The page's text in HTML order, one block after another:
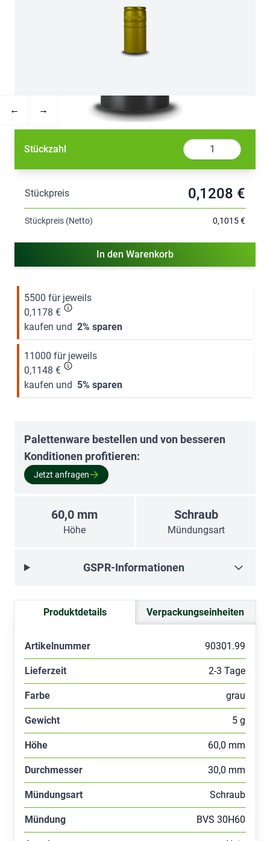
← →
Stückzahl Menge
Stückpreis 0,1208 €
Stückpreis (Netto) 0,1015 €
In den Warenkorb
5500 für jeweils
0,1178 €
kaufen und 2% sparen
11000 für jeweils
0,1148 €
kaufen und 5% sparen
Palettenware bestellen und von besseren
Konditionen profitieren:
Jetzt anfragen
60,0 mm
Höhe
Schraub
Mündungsart
GSPR-Informationen
Produktdetails Verpackungseinheiten
Artikelnummer 90301.99
Lieferzeit 2-3 Tage
Farbe grau
Gewicht 5 g
Höhe 60,0 mm
Durchmesser 30,0 mm
Mündungsart Schraub
Mündung BVS 30H60